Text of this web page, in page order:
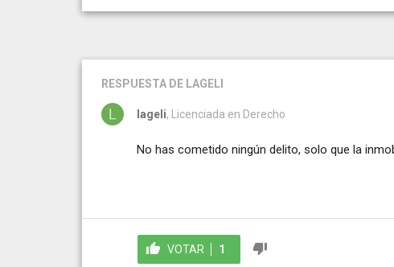
RESPUESTA DE LAGELI
lageli, Licenciada en Derecho
No has cometido ningún delito, solo que la
VOTAR 1